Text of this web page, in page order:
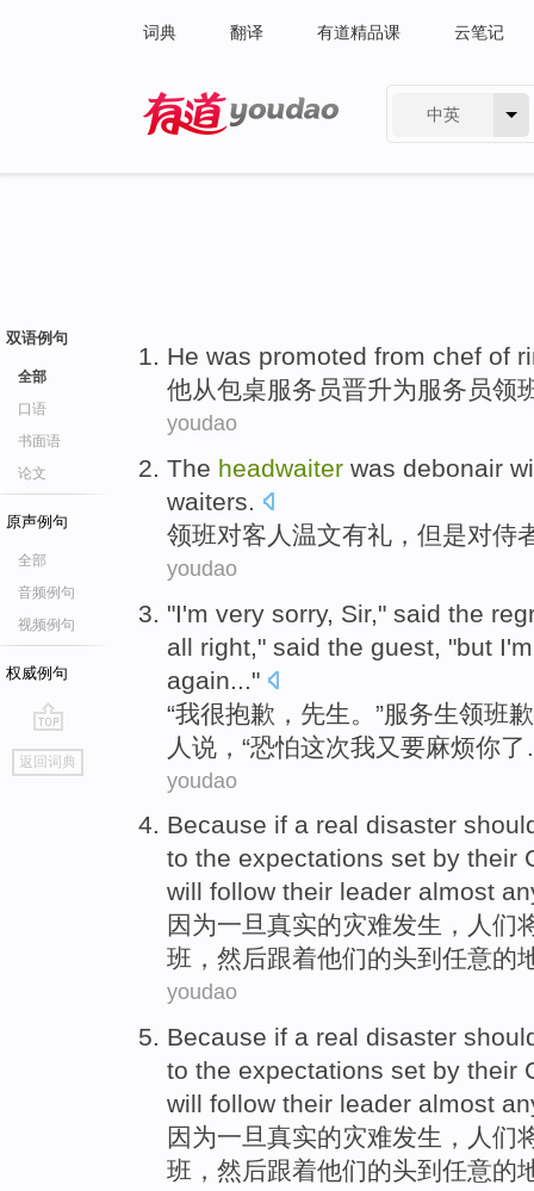
词典 翻译 有道精品课 云笔记
中英
双语例句
全部
口语
书面语
论文
原声例句
全部
音频例句
视频例句
权威例句
go
top
返回词典
He was promoted from chef of
他从包桌服务员晋升为服务员领
youdao
The headwaiter was debonair
waiters.
领班对客人 温文有礼， 但是对侍
youdao
"I'm very sorry, Sir," said the
all right," said the guest , "but
again ..."
“我很抱歉 ， 先生 。”服务生领班
人 说，“恐怕这次我又 要麻烦你了
youdao
Because if a real disaster
to the expectations set by their
will follow their leader almost
因为一旦 真实的灾难发生 ， 人们
班 ， 然后跟着他们的头到 任意的
youdao
Because if a real disaster
to the expectations set by their
will follow their leader almost
因为一旦 真实的灾难发生 ， 人们
班 ， 然后跟着他们的头到 任意的